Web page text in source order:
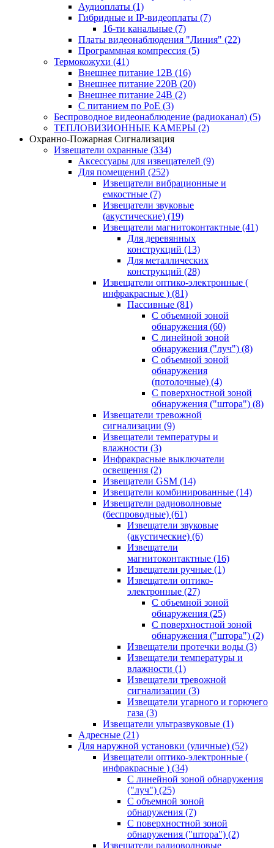
Аудиоплаты (1)
Гибридные и IP-видеоплаты (7)
16-ти канальные (7)
Платы видеонаблюдения "Линия" (22)
Программная компрессия (5)
Термокожухи (41)
Внешнее питание 12В (16)
Внешнее питание 220В (20)
Внешнее питание 24В (2)
С питанием по PoE (3)
Беспроводное видеонаблюдение (радиоканал) (5)
ТЕПЛОВИЗИОННЫЕ КАМЕРЫ (2)
Охранно-Пожарная Сигнализация
Извещатели охранные (334)
Аксессуары для извещателей (9)
Для помещений (252)
Извещатели вибрационные и
емкостные (7)
Извещатели звуковые
(акустические) (19)
Извещатели магнитоконтактные (41)
Для деревянных
конструкций (13)
Для металлических
конструкций (28)
Извещатели оптико-электронные (
инфракрасные ) (81)
Пассивные (81)
С объемной зоной
обнаружения (60)
С линейной зоной
обнаружения ("луч") (8)
С объемной зоной
обнаружения
(потолочные) (4)
С поверхностной зоной
обнаружения ("штора") (8)
Извещатели тревожной
сигнализации (9)
Извещатели температуры и
влажности (3)
Инфракрасные выключатели
освещения (2)
Извещатели GSM (14)
Извещатели комбинированные (14)
Извещатели радиоволновые
(беспроводные) (61)
Извещатели звуковые
(акустические) (6)
Извещатели
магнитоконтактные (16)
Извещатели ручные (1)
Извещатели оптико-
электронные (27)
С объемной зоной
обнаружения (25)
С поверхностной зоной
обнаружения ("штора") (2)
Извещатели протечки воды (3)
Извещатели температуры и
влажности (1)
Извещатели тревожной
сигнализации (3)
Извещатели угарного и горючего
газа (3)
Извещатели ультразвуковые (1)
Адресные (21)
Для наружной установки (уличные) (52)
Извещатели оптико-электронные (
инфракрасные ) (34)
С линейной зоной обнаружения
("луч") (25)
С объемной зоной
обнаружения (7)
С поверхностной зоной
обнаружения ("штора") (2)
Извещатели радиоволновые